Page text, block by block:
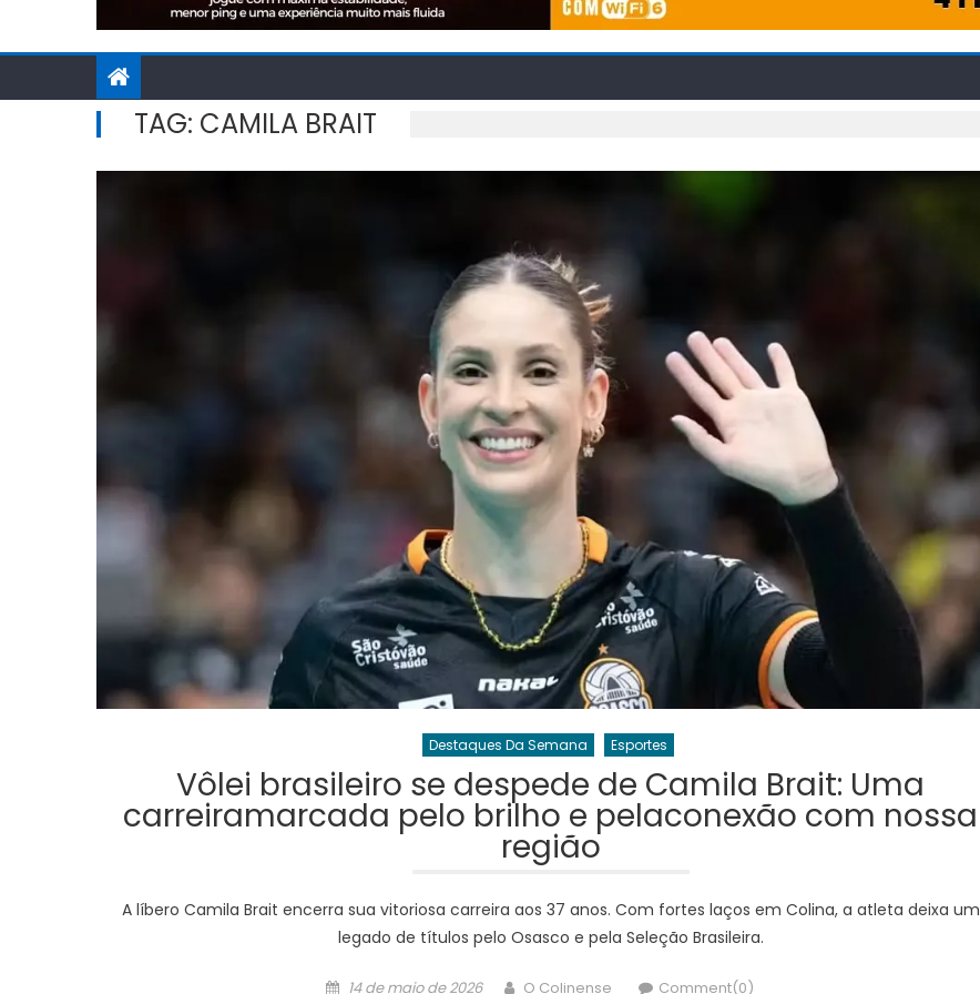
TAG: CAMILA BRAIT
Destaques Da Semana Esportes
Vôlei brasileiro se despede de Camila Brait: Uma
carreiramarcada pelo brilho e pelaconexão com nossa
região
A líbero Camila Brait encerra sua vitoriosa carreira aos 37 anos. Com fortes laços em Colina, a atleta deixa um
legado de títulos pelo Osasco e pela Seleção Brasileira.
Posted
14 de maio de 2026 Author
O Colinense Comment(0)